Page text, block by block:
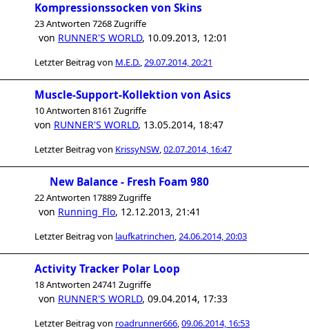
Kompressionssocken von Skins
23 Antworten 7268 Zugriffe
von RUNNER'S WORLD, 10.09.2013, 12:01
Letzter Beitrag von M.E.D.,29.07.2014, 20:21
Muscle-Support-Kollektion von Asics
10 Antworten 8161 Zugriffe
von RUNNER'S WORLD, 13.05.2014, 18:47
Letzter Beitrag von KrissyNSW,02.07.2014, 16:47
New Balance - Fresh Foam 980
22 Antworten 17889 Zugriffe
von Running_Flo, 12.12.2013, 21:41
Letzter Beitrag von laufkatrinchen,24.06.2014, 20:03
Activity Tracker Polar Loop
18 Antworten 24741 Zugriffe
von RUNNER'S WORLD, 09.04.2014, 17:33
Letzter Beitrag von roadrunner666,09.06.2014, 16:53